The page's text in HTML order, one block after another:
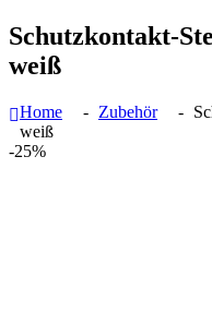
Schutzkontakt-
weiß
Home Zubehör
weiß
-25%